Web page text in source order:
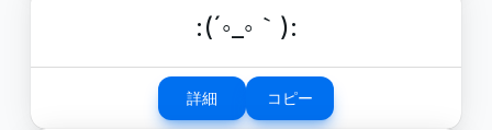
:(´◦_◦｀):
詳細 コピー